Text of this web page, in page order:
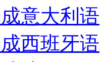
意大利语
西班牙语